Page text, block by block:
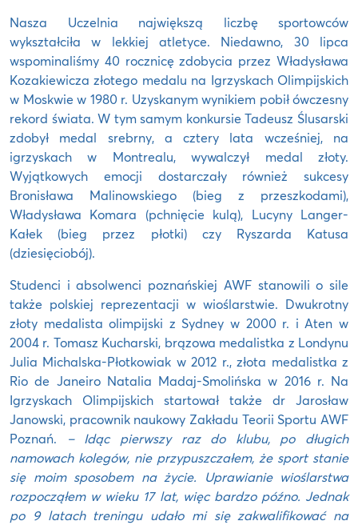
Nasza Uczelnia największą liczbę sportowców
wykształciła w lekkiej atletyce. Niedawno, 30 lipca
wspominaliśmy 40 rocznicę zdobycia przez Władysława
Kozakiewicza złotego medalu na Igrzyskach Olimpijskich
w Moskwie w 1980 r. Uzyskanym wynikiem pobił ówczesny
rekord świata. W tym samym konkursie Tadeusz Ślusarski
zdobył medal srebrny, a cztery lata wcześniej, na
igrzyskach w Montrealu, wywalczył medal złoty.
Wyjątkowych emocji dostarczały również sukcesy
Bronisława Malinowskiego (bieg z przeszkodami),
Władysława Komara (pchnięcie kulą), Lucyny Langer-
Kałek (bieg przez płotki) czy Ryszarda Katusa
(dziesięciobój).
Studenci i absolwenci poznańskiej AWF stanowili o sile
także polskiej reprezentacji w wioślarstwie. Dwukrotny
złoty medalista olimpijski z Sydney w 2000 r. i Aten w
2004 r. Tomasz Kucharski, brązowa medalistka z Londynu
Julia Michalska-Płotkowiak w 2012 r., złota medalistka z
Rio de Janeiro Natalia Madaj-Smolińska w 2016 r. Na
Igrzyskach Olimpijskich startował także dr Jarosław
Janowski, pracownik naukowy Zakładu Teorii Sportu AWF
Poznań.
– Idąc pierwszy raz do klubu, po długich
namowach kolegów, nie przypuszczałem, że sport stanie
się moim sposobem na życie. Uprawianie wioślarstwa
rozpocząłem w wieku 17 lat, więc bardzo późno. Jednak
po 9 latach treningu udało mi się zakwalifikować na